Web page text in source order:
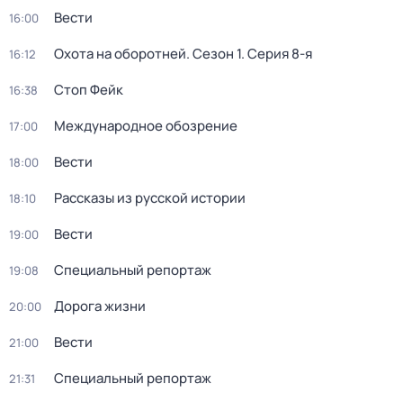
16:00 Вести
16:12 Охота на оборотней. Сезон 1. Серия 8-я
16:38 Стоп Фейк
17:00 Международное обозрение
18:00 Вести
18:10 Рассказы из русской истории
19:00 Вести
19:08 Специальный репортаж
20:00 Дорога жизни
21:00 Вести
21:31 Специальный репортаж